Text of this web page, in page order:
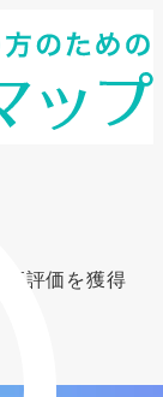
高評価を獲得